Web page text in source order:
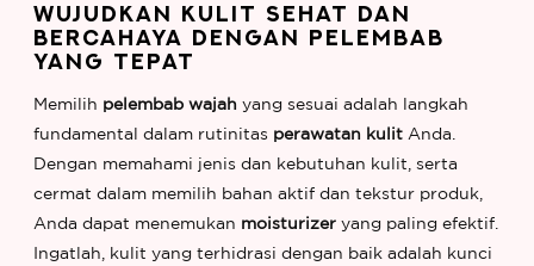
WUJUDKAN KULIT SEHAT DAN
BERCAHAYA DENGAN PELEMBAB
YANG TEPAT
Memilih pelembab wajah yang sesuai adalah langkah
fundamental dalam rutinitas perawatan kulit Anda.
Dengan memahami jenis dan kebutuhan kulit, serta
cermat dalam memilih bahan aktif dan tekstur produk,
Anda dapat menemukan moisturizer yang paling efektif.
Ingatlah, kulit yang terhidrasi dengan baik adalah kunci